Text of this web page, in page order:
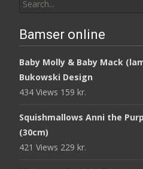
for:
Bamser online
Baby Molly & Baby Mack
Bukowski Design
434 Views 159 kr.
Squishmallows Anni the
(30cm)
421 Views 229 kr.